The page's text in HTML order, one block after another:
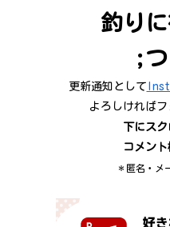
釣り
;
更新通知として
よろしければ
下にス
コメン
＊匿名・メ